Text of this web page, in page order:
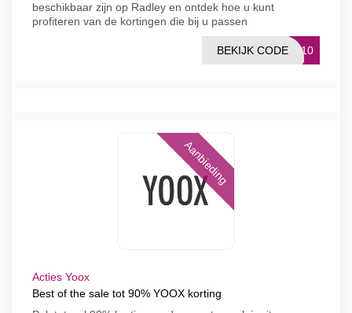
beschikbaar zijn op Radley en ontdek hoe u kunt
profiteren van de kortingen die bij u passen
EY10
BEKIJK CODE
Aanbieding
Acties Yoox
Best of the sale tot 90% YOOX korting